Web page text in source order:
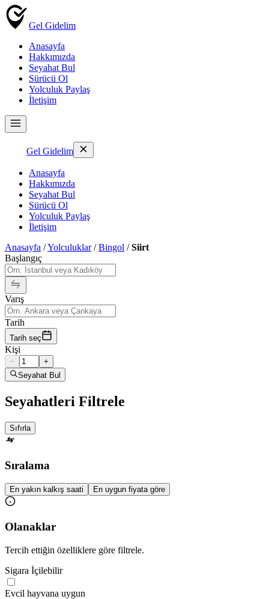
Gel Gidelim
Anasayfa
Hakkımızda
Seyahat Bul
Sürücü Ol
Yolculuk Paylaş
İletişim
Gel Gidelim
Anasayfa
Hakkımızda
Seyahat Bul
Sürücü Ol
Yolculuk Paylaş
İletişim
Anasayfa /Yolculuklar/Bingol /Siirt
Başlangıç
Varış
Tarih
Tarih seç
Kişi
−
+
Seyahat Bul
Seyahatleri Filtrele
Sıfırla
Sıralama
En yakın kalkış saati En uygun fiyata göre
Olanaklar
Tercih ettiğin özelliklere göre filtrele.
Sigara İçilebilir
Evcil hayvana uygun